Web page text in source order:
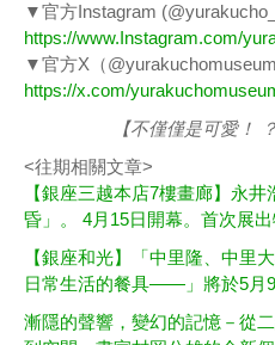
▼官方Instagram
https://www.Instagram.com/
▼官方X（@yurakuchomuseum
https://x.com/
【不僅僅是可愛！
<往期相關文章>
【銀座三越本店7樓畫廊】永
昏」。 4月15日開幕。首次展出
【銀座和光】「中里隆、中
日常生活的餐具——」將於5月9
漸隱的聲響，變幻的記憶－從